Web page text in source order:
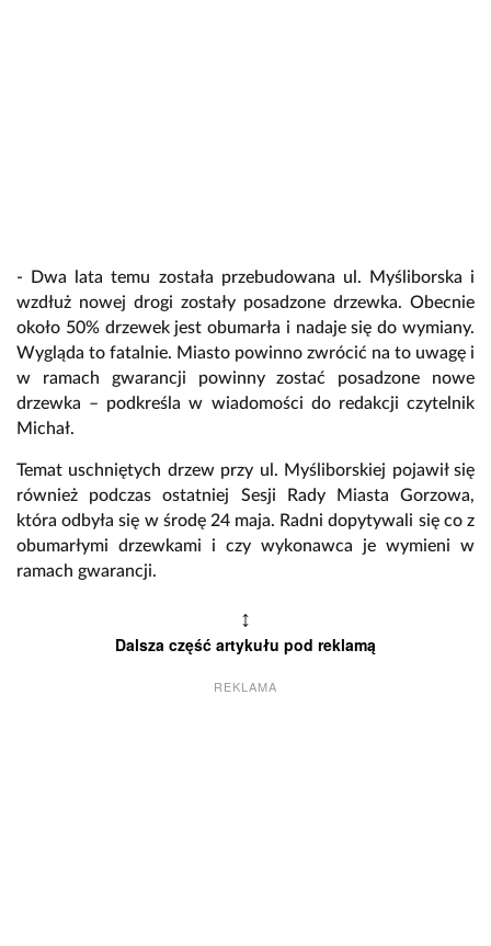
- Dwa lata temu została przebudowana ul. Myśliborska i
wzdłuż nowej drogi zostały posadzone drzewka. Obecnie
około 50% drzewek jest obumarła i nadaje się do wymiany.
Wygląda to fatalnie. Miasto powinno zwrócić na to uwagę i
w ramach gwarancji powinny zostać posadzone nowe
drzewka – podkreśla w wiadomości do redakcji czytelnik
Michał.
Temat uschniętych drzew przy ul. Myśliborskiej pojawił się
również podczas ostatniej Sesji Rady Miasta Gorzowa,
która odbyła się w środę 24 maja. Radni dopytywali się co z
obumarłymi drzewkami i czy wykonawca je wymieni w
ramach gwarancji.
↕
Dalsza część artykułu pod reklamą
REKLAMA